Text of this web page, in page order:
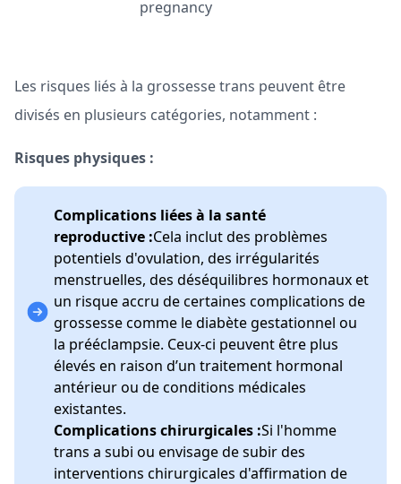
Les risques liés à la grossesse trans peuvent être
divisés en plusieurs catégories, notamment :
Risques physiques :
Complications liées à la santé
reproductive :Cela inclut des problèmes
potentiels d'ovulation, des irrégularités
menstruelles, des déséquilibres hormonaux et
un risque accru de certaines complications de
grossesse comme le diabète gestationnel ou
la prééclampsie. Ceux-ci peuvent être plus
élevés en raison d’un traitement hormonal
antérieur ou de conditions médicales
existantes.
Complications chirurgicales :Si l'homme
trans a subi ou envisage de subir des
interventions chirurgicales d'affirmation de